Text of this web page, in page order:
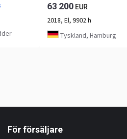
63 200 EUR
2018, El, 9902 h
Tyskland, Hamburg
För försäljare